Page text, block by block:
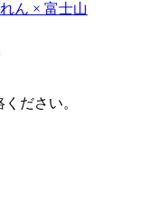
ん × 富士山
ださい。